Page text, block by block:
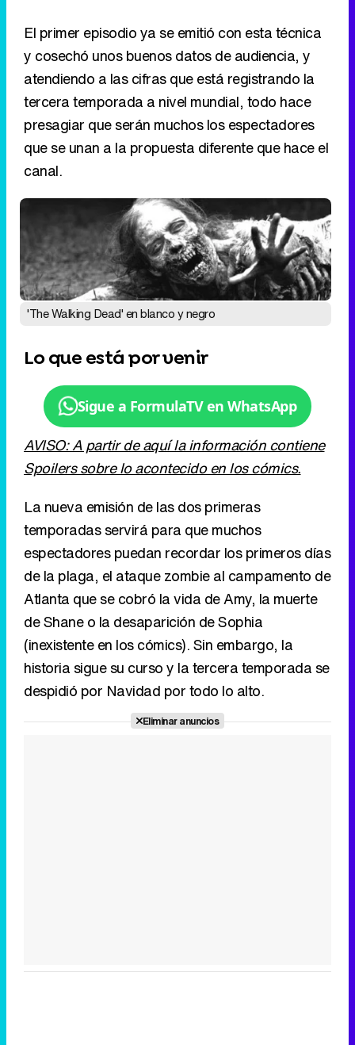
El primer episodio ya se emitió con esta técnica
y cosechó unos buenos datos de audiencia, y
atendiendo a las cifras que está registrando la
tercera temporada a nivel mundial, todo hace
presagiar que serán muchos los espectadores
que se unan a la propuesta diferente que hace el
canal.
'The Walking Dead' en blanco y negro
Lo que está por venir
Sigue a FormulaTV en WhatsApp
AVISO: A partir de aquí la información contiene
Spoilers sobre lo acontecido en los cómics.
La nueva emisión de las dos primeras
temporadas servirá para que muchos
espectadores puedan recordar los primeros días
de la plaga, el ataque zombie al campamento de
Atlanta que se cobró la vida de Amy, la muerte
de Shane o la desaparición de Sophia
(inexistente en los cómics). Sin embargo, la
historia sigue su curso y la tercera temporada se
despidió por Navidad por todo lo alto.
Eliminar anuncios